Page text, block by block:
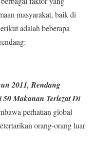
masyarakat, baik di
adalah beberapa
2011, Rendang
Makanan Terlezat Di
perhatian global
orang-orang luar